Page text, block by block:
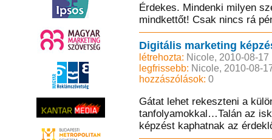
Érdekes. Mindenki milyen
mindkettőt! Csak nincs rá
Digitális marketing
létrehozta: Nicole, 2010-08-
legfrissebb: Nicole, 2010-08-
hozzászólások: 0
Gátat lehet rekeszteni a
tanfolyamokkal…Talán az
képzést kaphatnak az